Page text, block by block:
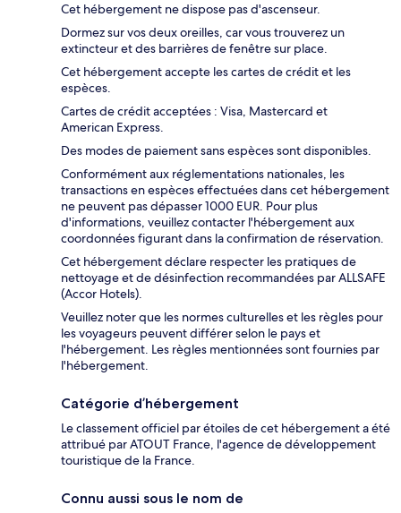
Cet hébergement ne dispose pas d'ascenseur.
Dormez sur vos deux oreilles, car vous trouverez un
extincteur et des barrières de fenêtre sur place.
Cet hébergement accepte les cartes de crédit et les
espèces.
Cartes de crédit acceptées : Visa, Mastercard et
American Express.
Des modes de paiement sans espèces sont disponibles.
Conformément aux réglementations nationales, les
transactions en espèces effectuées dans cet hébergement
ne peuvent pas dépasser 1000 EUR. Pour plus
d'informations, veuillez contacter l'hébergement aux
coordonnées figurant dans la confirmation de réservation.
Cet hébergement déclare respecter les pratiques de
nettoyage et de désinfection recommandées par ALLSAFE
(Accor Hotels).
Veuillez noter que les normes culturelles et les règles pour
les voyageurs peuvent différer selon le pays et
l'hébergement. Les règles mentionnées sont fournies par
l'hébergement.
Catégorie d’hébergement
Le classement officiel par étoiles de cet hébergement a été
attribué par ATOUT France, l'agence de développement
touristique de la France.
Connu aussi sous le nom de